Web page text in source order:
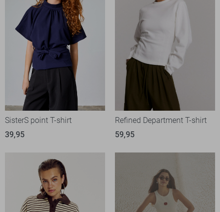
SisterS point T-shirt
39,95
Refined Department T-shirt
59,95